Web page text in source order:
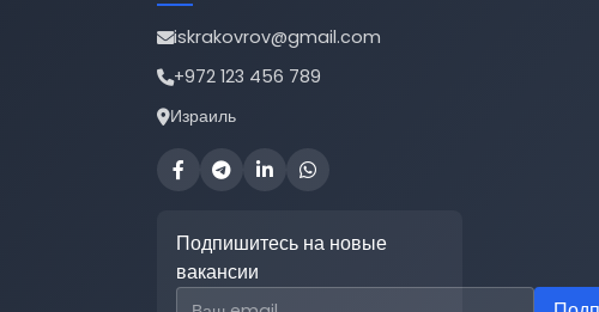
iskrakovrov@gmail.com
+972 123 456 789
Израиль
Подпишитесь на новые
вакансии
Email для подписки